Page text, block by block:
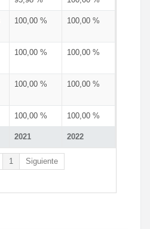
2021 2022
100,00 % 100,00 %
100,00 % 100,00 %
100,00 % 100,00 %
100,00 % 100,00 %
1 Siguiente